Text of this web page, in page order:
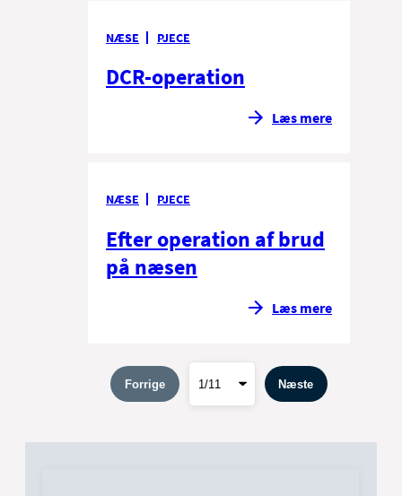
NÆSE PJECE
DCR-operation
Læs mere
NÆSE PJECE
Efter operation af brud
på næsen
Læs mere
Forrige Næste